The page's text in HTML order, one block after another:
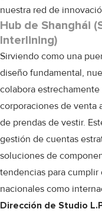
nuestra red de
Hub de Shanghái
Interlining)
Sirviendo como una
diseño fundamental,
colabora
corporaciones de venta
de prendas de vestir.
gestión de cuentas
soluciones de
tendencias para
nacionales como
Dirección de Studio